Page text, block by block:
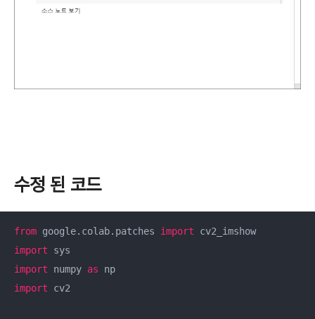
수정 된 코드
from google.colab.patches import
import
import numpy as
import cv2